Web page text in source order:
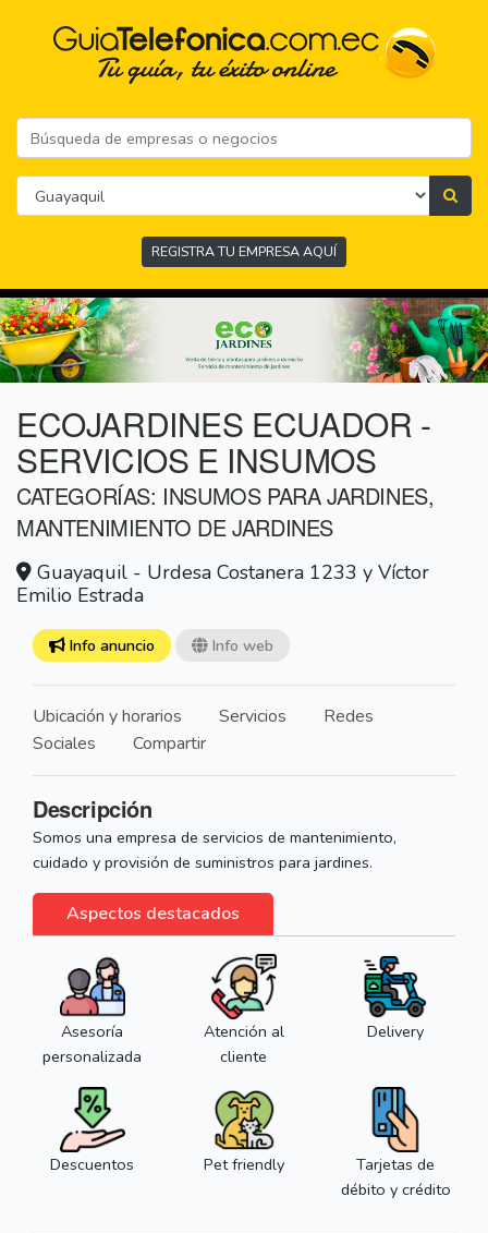
REGISTRA TU EMPRESA AQUÍ
ECOJARDINES ECUADOR -
SERVICIOS E INSUMOS
CATEGORÍAS: INSUMOS PARA JARDINES,
MANTENIMIENTO DE JARDINES
Guayaquil - Urdesa Costanera 1233 y Víctor
Emilio Estrada
Info anuncio Info web
Ubicación y horarios Servicios
Redes
Sociales
Compartir
Descripción
Somos una empresa de servicios de mantenimiento,
cuidado y provisión de suministros para jardines.
Aspectos destacados
Asesoría
personalizada
Atención al
cliente
Delivery
Descuentos Pet friendly
Tarjetas de
débito y crédito